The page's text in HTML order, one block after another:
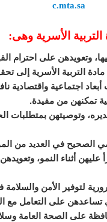
c.mta.sa
الأسرية وهى:
وتعويدهن على احترام
التربية الأسرية إلى
اجتماعية واقتصادية
تمكنهن من مفيدة.
وتوصيتهن بمتطلبات
الصحيح في العديد من
عليهن أثناء النمو،
لتوفير الأمن والسلامة
تساعدهن على التعامل مع
على الصحة العامة